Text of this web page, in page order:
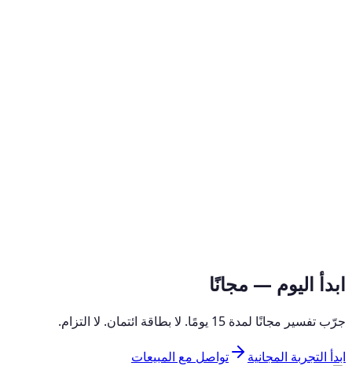
ابدأ اليوم — مجانًا
جرّب تفسير مجانًا لمدة 15 يومًا. لا بطاقة ائتمان. لا التزام.
ابدأ التجربة المجانية تواصل مع المبيعات